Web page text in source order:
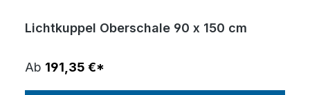
Lichtkuppel Oberschale 90 x 150 cm
Ab 191,35 €*